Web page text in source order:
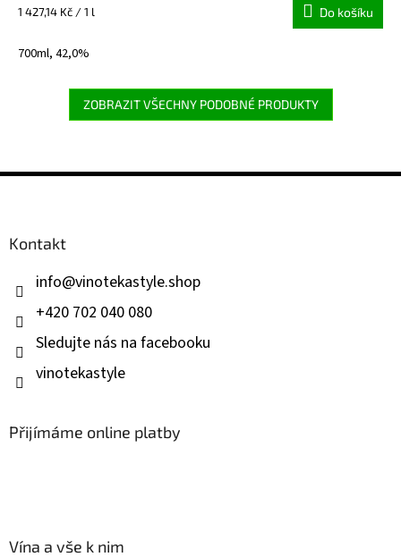
Měrná
1 427,14 Kč / 1 l Do košíku
700ml, 42,0%
ZOBRAZIT VŠECHNY PODOBNÉ PRODUKTY
Z
Kontakt
info@vinotekastyle.shop
+420 702 040 080
Sledujte nás na facebooku
vinotekastyle
Přijímáme online platby
Vína a vše k nim